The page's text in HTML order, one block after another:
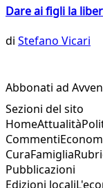
Dare ai figli la
di Stefano Vicari
Abbonati ad
Sezioni del sito
HomeAttualità
Commenti
CuraFamiglia
Pubblicazioni
Edizioni locali